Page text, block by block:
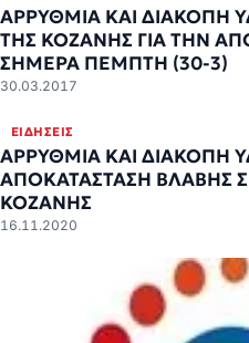
ΑΡΡΥΘΜΙΑ ΚΑΙ ΔΙΑΚΟΠΗ
ΤΗΣ ΚΟΖΑΝΗΣ ΓΙΑ ΤΗΝ
ΣΗΜΕΡΑ ΠΕΜΠΤΗ (30-3)
30.03.2017
ΕΙΔΉΣΕΙΣ
ΑΡΡΥΘΜΙΑ ΚΑΙ ΔΙΑΚΟΠΗ
ΑΠΟΚΑΤΑΣΤΑΣΗ ΒΛΑΒΗΣ
ΚΟΖΑΝΗΣ
16.11.2020